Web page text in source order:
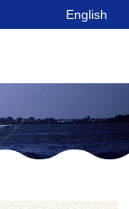
English